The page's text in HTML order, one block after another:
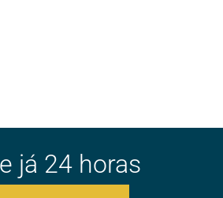
já 24 horas